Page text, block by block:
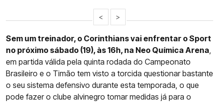
< >
Sem um treinador, o Corinthians vai enfrentar o Sport
no próximo sábado (19), às 16h, na Neo Química Arena,
em partida válida pela quinta rodada do Campeonato
Brasileiro e o Timão tem visto a torcida questionar bastante
o seu sistema defensivo durante esta temporada, o que
pode fazer o clube alvinegro tomar medidas já para o